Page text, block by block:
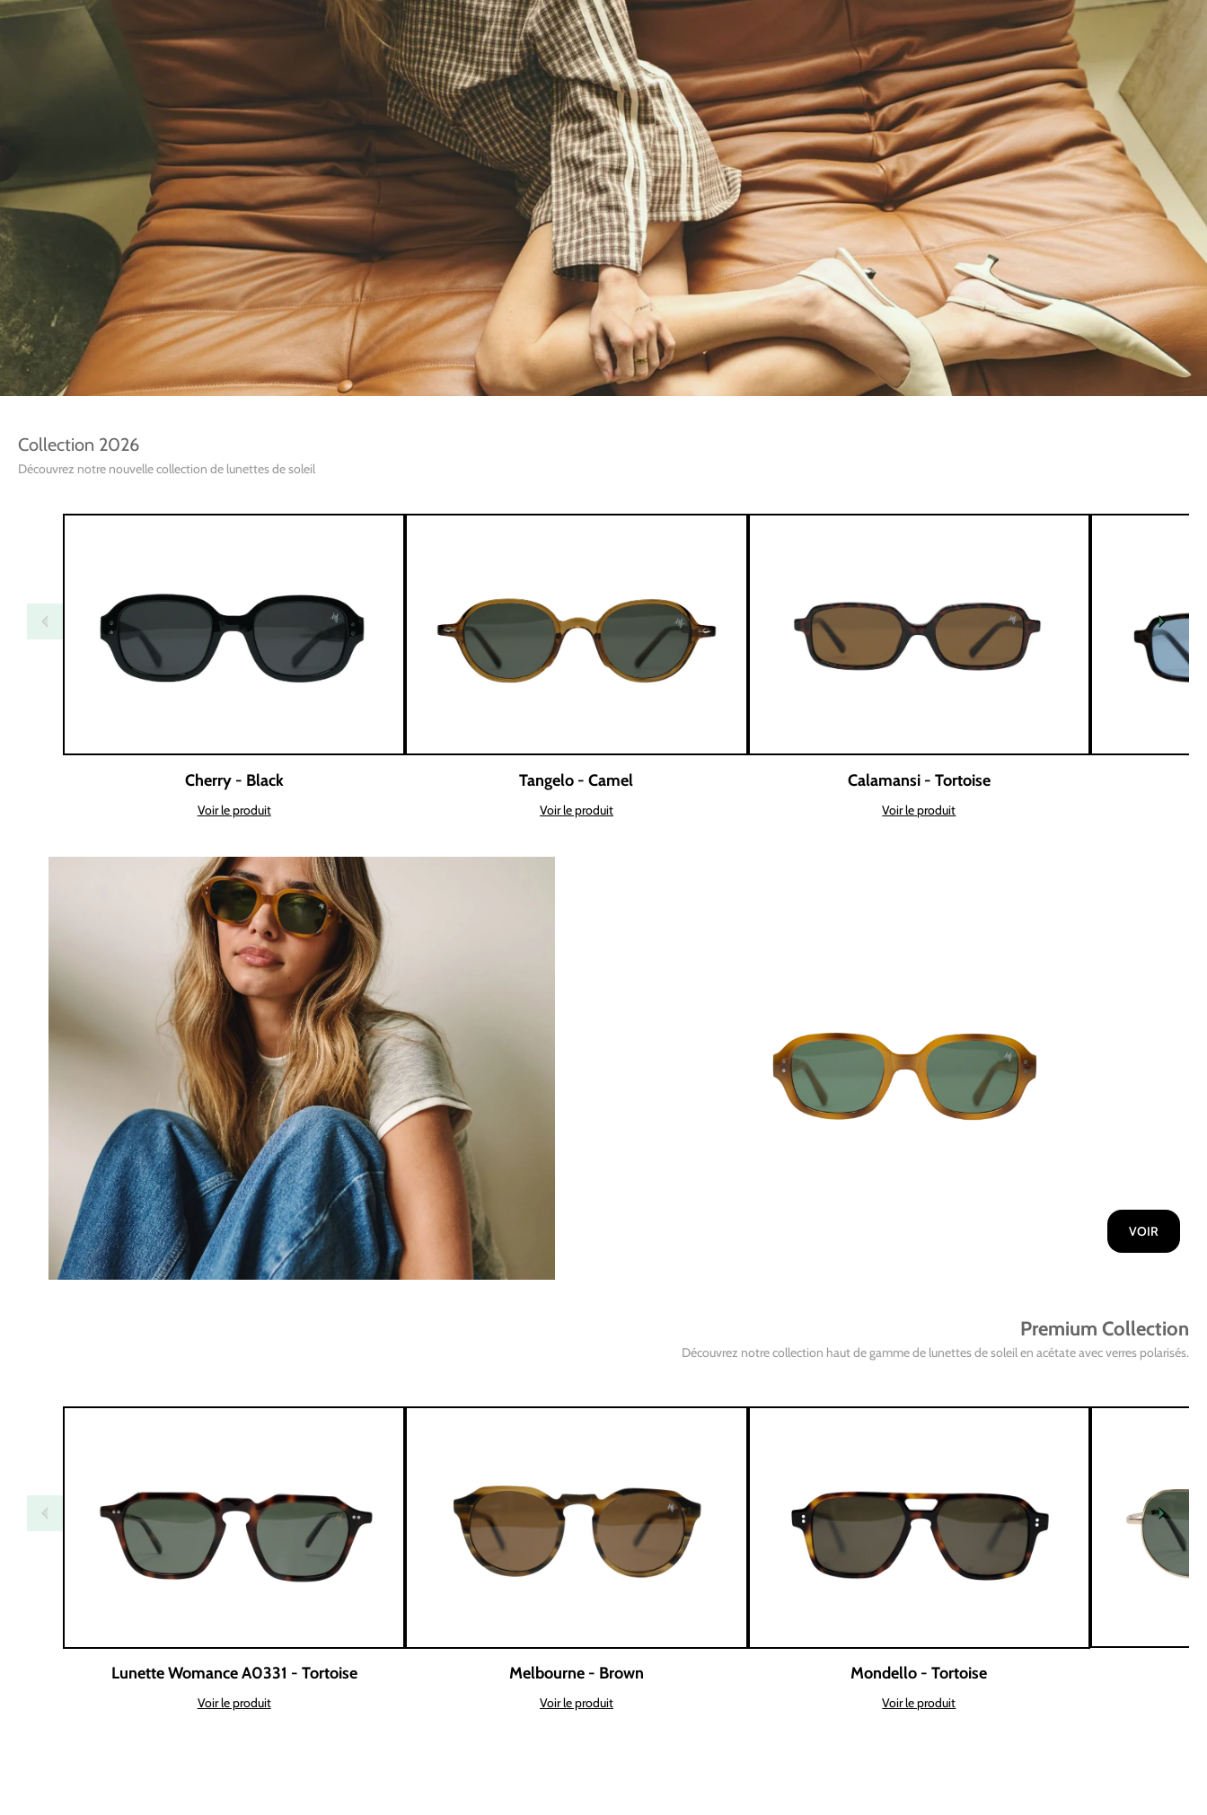
Collection 2026
Découvrez notre nouvelle collection de lunettes de soleil
Cherry - Black
Voir le produit
Tangelo - Camel
Voir le produit
Calamansi - Tortoise
Voir le produit
VOIR
Premium Collection
Découvrez notre collection haut de gamme de lunettes de soleil en acétate avec verres polarisés.
Lunette Womance A0331 - Tortoise
Voir le produit
Melbourne - Brown
Voir le produit
Mondello - Tortoise
Voir le produit